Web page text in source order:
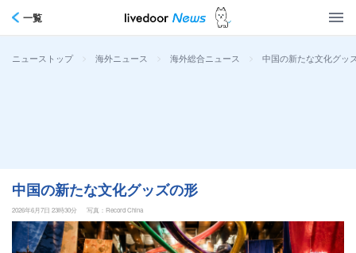
一覧
ニューストップ > 海外ニュース > 海外総合ニュース > 中国の新たな文化グッ
中国の新たな文化グッズの形
2026年6月7日 23時30分 写真：Record China